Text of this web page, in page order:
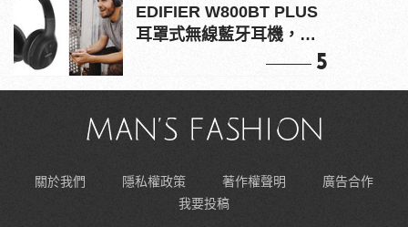
EDIFIER W800BT PLUS
耳罩式無線藍牙耳機，在
5
關於我們 隱私權政策 著作權聲明
廣告合作
我要投稿